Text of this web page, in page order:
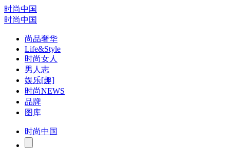
时尚中国
时尚中国
尚品奢华
Life&Style
时尚女人
男人志
娱乐[趣]
时尚NEWS
品牌
图库
时尚中国